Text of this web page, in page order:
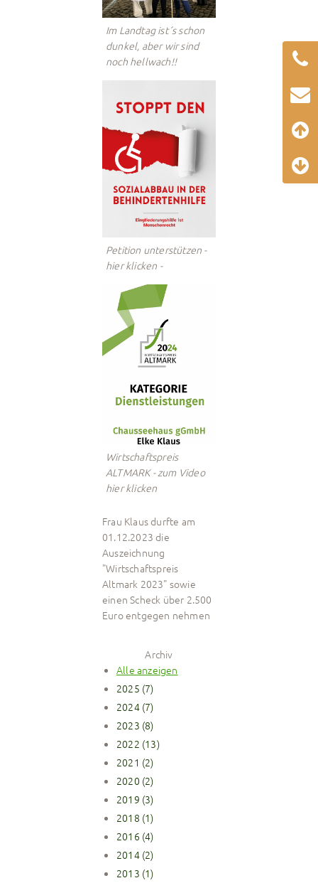
Im Landtag ist´s schon
dunkel, aber wir sind
noch hellwach!!
Petition unterstützen -
hier klicken -
Wirtschaftspreis
ALTMARK - zum Video
hier klicken
Frau Klaus durfte am
01.12.2023 die
Auszeichnung
"Wirtschaftspreis
Altmark 2023" sowie
einen Scheck über 2.500
Euro entgegen nehmen
Archiv
Alle anzeigen
2025 (7)
2024 (7)
2023 (8)
2022 (13)
2021 (2)
2020 (2)
2019 (3)
2018 (1)
2016 (4)
2014 (2)
2013 (1)